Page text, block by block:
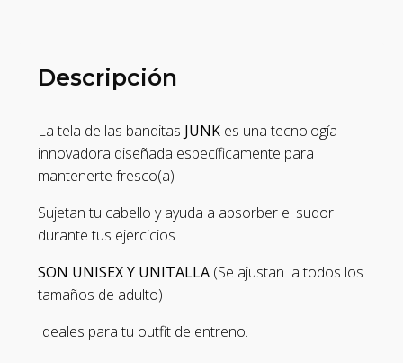
Descripción
La tela de las banditas JUNK es una tecnología
innovadora diseñada específicamente para
mantenerte fresco(a)
Sujetan tu cabello y ayuda a absorber el sudor
durante tus ejercicios
SON UNISEX Y UNITALLA (Se ajustan a todos los
tamaños de adulto)
Ideales para tu outfit de entreno.